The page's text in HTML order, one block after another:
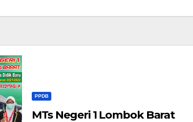
PPDB
MTs Negeri 1 Lombok Barat